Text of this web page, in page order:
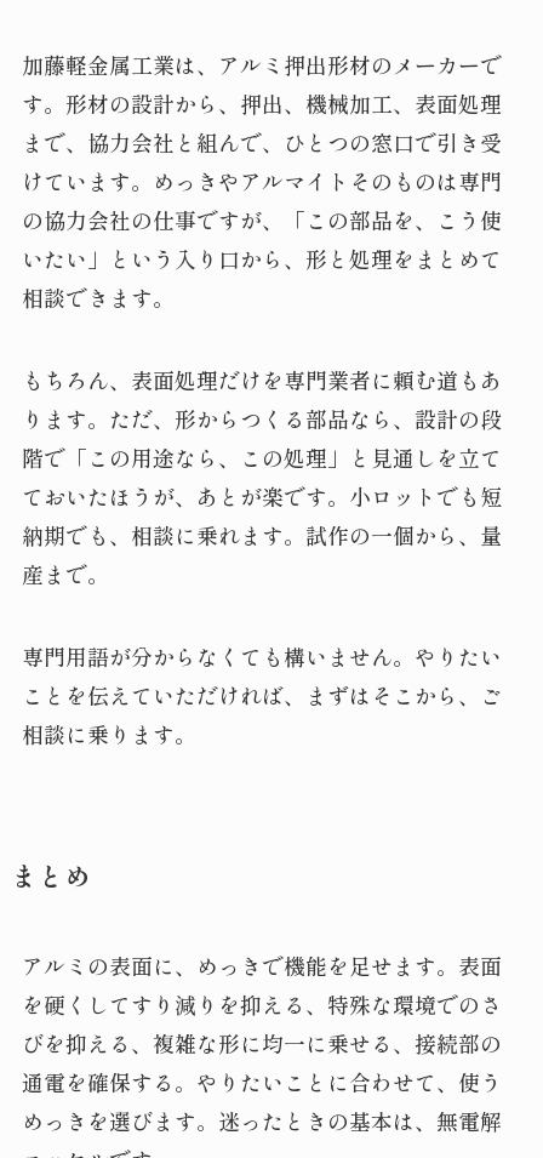
加藤軽金属工業は、アルミ押出形材のメーカーで
す。形材の設計から、押出、機械加工、表面処理
まで、協力会社と組んで、ひとつの窓口で引き受
けています。めっきやアルマイトそのものは専門
の協力会社の仕事ですが、「この部品を、こう使
いたい」という入り口から、形と処理をまとめて
相談できます。
もちろん、表面処理だけを専門業者に頼む道もあ
ります。ただ、形からつくる部品なら、設計の段
階で「この用途なら、この処理」と見通しを立て
ておいたほうが、あとが楽です。小ロットでも短
納期でも、相談に乗れます。試作の一個から、量
産まで。
専門用語が分からなくても構いません。やりたい
ことを伝えていただければ、まずはそこから、ご
相談に乗ります。
まとめ
アルミの表面に、めっきで機能を足せます。表面
を硬くしてすり減りを抑える、特殊な環境でのさ
びを抑える、複雑な形に均一に乗せる、接続部の
通電を確保する。やりたいことに合わせて、使う
めっきを選びます。迷ったときの基本は、無電解